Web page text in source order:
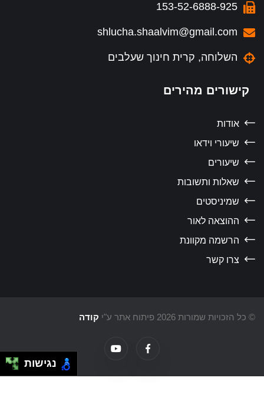
153-52-6888-925
shlucha.shaalvim@gmail.com
השלוחה, קרית חינוך שעלבים
קישורים מהירים
אודות
שיעורי וידאו
שיעורים
שאלות ותשובות
שמיניסטים
ההוצאה לאור
הרשמה מקוונת
צרו קשר
הזכויות שמורות 2026 פיתוח אתר ע"י קודה
נגישות